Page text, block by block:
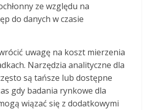
ze względu na
do danych w czasie
uwagę na koszt mierzenia
Narzędzia analityczne dla
są tańsze lub dostępne
gdy badania rynkowe dla
wiązać się z dodatkowymi